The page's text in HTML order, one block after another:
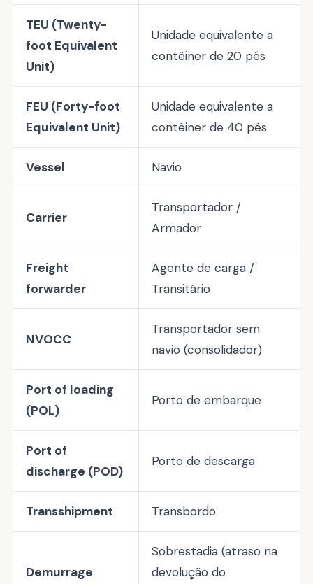
TEU (Twenty-
foot Equivalent
Unit)
Unidade equivalente a
contêiner de 20 pés
FEU (Forty-foot
Equivalent Unit)
Unidade equivalente a
contêiner de 40 pés
Vessel Navio
Carrier
Transportador /
Armador
Freight
forwarder
Agente de carga /
Transitário
NVOCC
Transportador sem
navio (consolidador)
Port of loading
(POL)
Porto de embarque
Port of
discharge (POD)
Porto de descarga
Transshipment Transbordo
Demurrage
Sobrestadia (atraso na
devolução do